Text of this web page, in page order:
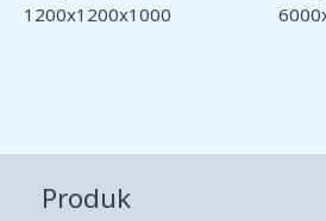
1200x1200x1000
Produk